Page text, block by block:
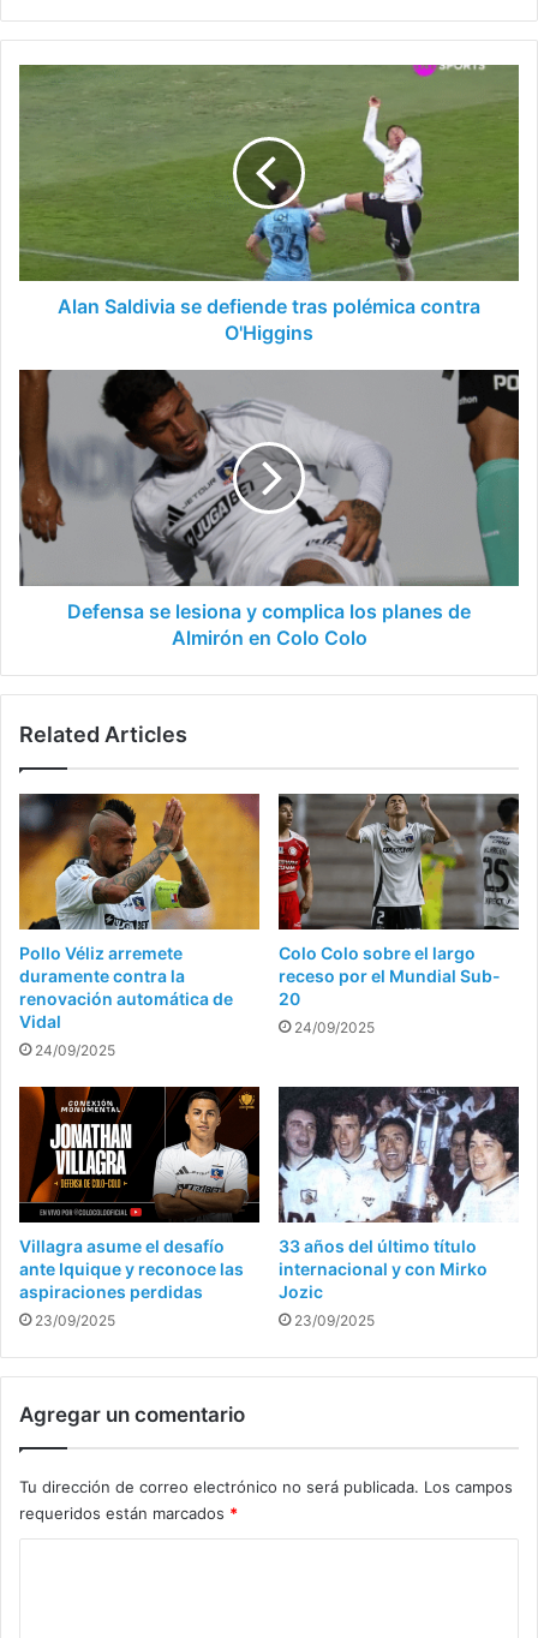
Alan
Saldivia
polémica
contra
O'Higgins
Alan Saldivia se defiende tras polémica contra
O'Higgins
Defensa
lesiona
y
complica
los
planes
Almirón
Defensa se lesiona y complica los planes de
Almirón en Colo Colo
Related Articles
Pollo Véliz arremete
duramente contra la
renovación automática de
Vidal
24/09/2025
Colo Colo sobre el largo
receso por el Mundial Sub-
20
24/09/2025
Villagra asume el desafío
ante Iquique y reconoce las
aspiraciones perdidas
23/09/2025
33 años del último título
internacional y con Mirko
Jozic
23/09/2025
Agregar un comentario
Tu dirección de correo electrónico no será publicada. Los campos
requeridos están marcados *